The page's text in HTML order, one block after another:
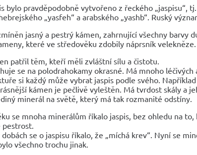
bylo pravděpodobně vytvořeno z řeckého „jaspisu“,
hebrejského „yasfeh“ a arabského „yashb“. Ruský
jasný a pestrý kámen, zahrnující všechny barvy
které ve středověku zdobily náprsník velekněze.
patřil těm, kteří měli zvláštní sílu a čistotu.
se na polodrahokamy okrasné. Má mnoho
si každý může vybrat jaspis podle svého.
kámen je pečlivě vyleštěn. Má tvrdost skály a
minerál na světě, který má tak rozmanité odstíny.
se mnoha minerálům říkalo jaspis, bez ohledu na
se o jaspisu říkalo, že „míchá krev“. Nyní se
všechno trochu jinak.